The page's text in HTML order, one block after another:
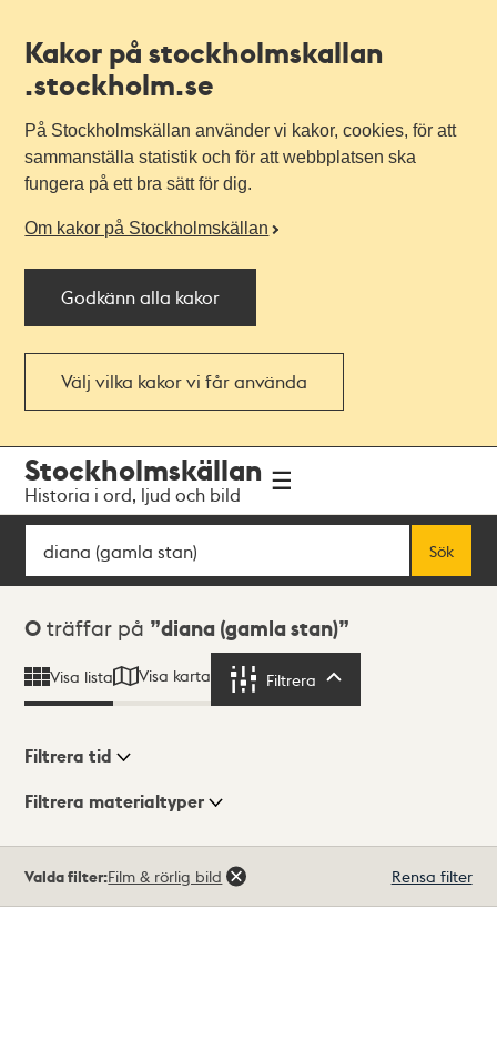
Kakor på stockholmskallan
.stockholm.se
På Stockholmskällan använder vi kakor, cookies, för att
sammanställa statistik och för att webbplatsen ska
fungera på ett bra sätt för dig.
Om kakor på Stockholmskällan
Godkänn alla kakor
Välj vilka kakor vi får använda
navigationen
huvudinnehållet
Stockholmskällan
Historia i ord, ljud och bild
Sök
Sök
Sökresultat
0 träffar på diana (gamla stan)
Visa lista Visa karta Filtrera
Visningsläge
Filtrera tid
Filtrera materialtyper
träffar
Valda filter:Film & rörlig bild Rensa filter